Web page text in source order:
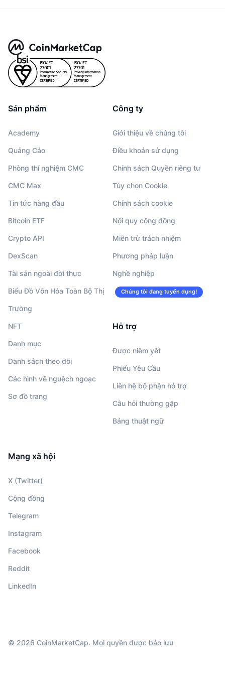
Sản phẩm
Academy
Quảng Cáo
Phòng thí nghiệm CMC
CMC Max
Tin tức hàng đầu
Bitcoin ETF
Crypto API
DexScan
Tài sản ngoài đời thực
Biểu Đồ Vốn Hóa Toàn Bộ Thị
Trường
NFT
Danh mục
Danh sách theo dõi
Các hình vẽ nguệch ngoạc
Sơ đồ trang
Công ty
Giới thiệu về chúng tôi
Điều khoản sử dụng
Chính sách Quyền riêng tư
Tùy chọn Cookie
Chính sách cookie
Nội quy cộng đồng
Miễn trừ trách nhiệm
Phương pháp luận
Nghề nghiệp
Chúng tôi đang tuyển dụng!
Hỗ trợ
Được niêm yết
Phiếu Yêu Cầu
Liên hệ bộ phận hỗ trợ
Câu hỏi thường gặp
Bảng thuật ngữ
Mạng xã hội
X (Twitter)
Cộng đồng
Telegram
Instagram
Facebook
Reddit
LinkedIn
© 2026 CoinMarketCap. Mọi quyền được bảo lưu